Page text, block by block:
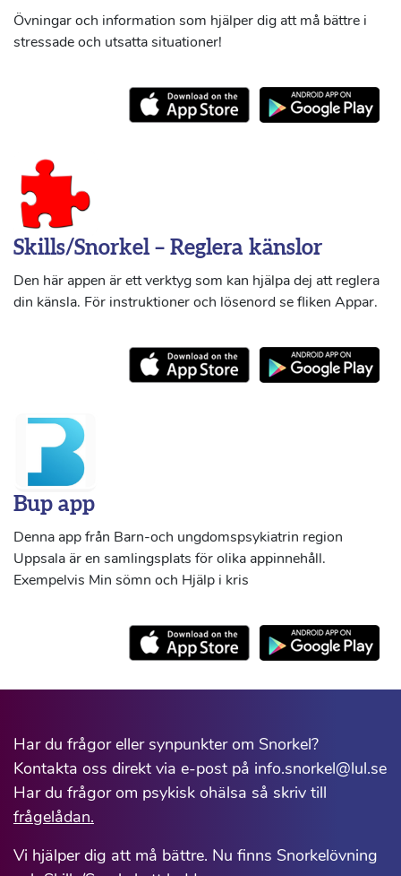
Övningar och information som hjälper dig att må bättre i
stressade och utsatta situationer!
Skills/Snorkel – Reglera känslor
Den här appen är ett verktyg som kan hjälpa dej att reglera
din känsla. För instruktioner och lösenord se fliken Appar.
Bup app
Denna app från Barn-och ungdomspsykiatrin region
Uppsala är en samlingsplats för olika appinnehåll.
Exempelvis Min sömn och Hjälp i kris
Har du frågor eller synpunkter om Snorkel?
Kontakta oss direkt via e-post på info.snorkel@lul.se
Har du frågor om psykisk ohälsa så skriv till
frågelådan.
Vi hjälper dig att må bättre. Nu finns Snorkelövning